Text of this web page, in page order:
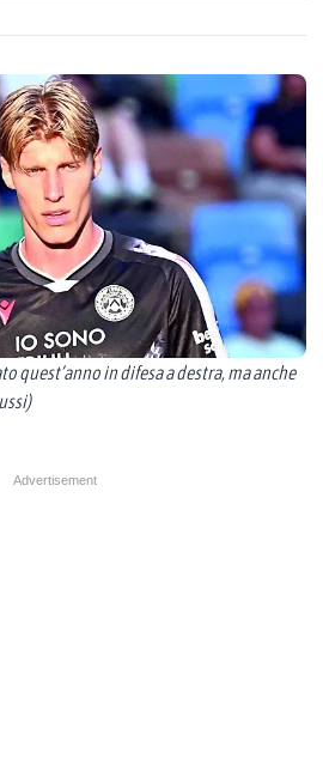
quest’anno in difesa a destra, ma anche